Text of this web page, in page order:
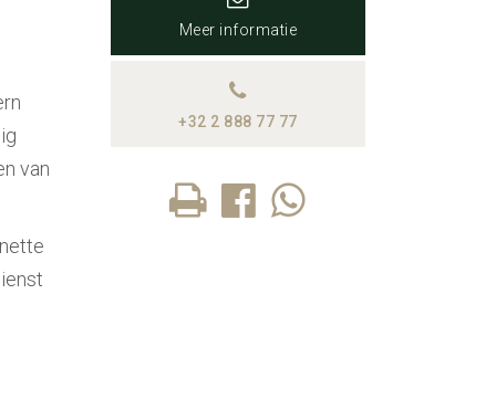
van
Meer informatie
+32 2 888 77 77